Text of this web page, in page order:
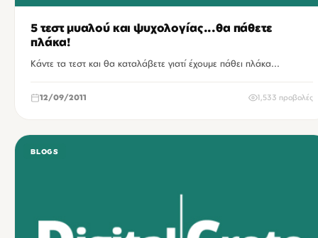
5 τεστ μυαλού και ψυχολογίας...θα πάθετε
πλάκα!
Κάντε τα τεστ και θα καταλάβετε γιατί έχουμε πάθει πλάκα...
12/09/2011 1,533 προβολές
BLOGS